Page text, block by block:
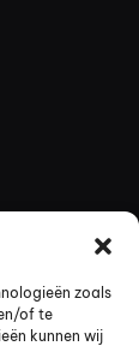
zoals
of te
kunnen wij